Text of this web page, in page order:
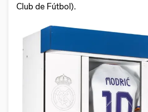
Club de Fútbol).